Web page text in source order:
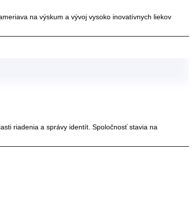
na výskum a vývoj vysoko inovatívnych liekov
riadenia a správy identít. Spoločnosť stavia na